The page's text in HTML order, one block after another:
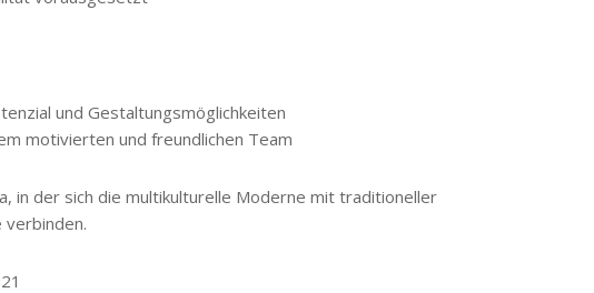
und Gestaltungsmöglichkeiten
motivierten und freundlichen Team
in der sich die multikulturelle Moderne mit traditioneller
verbinden.